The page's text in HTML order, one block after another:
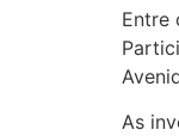
Entre
As